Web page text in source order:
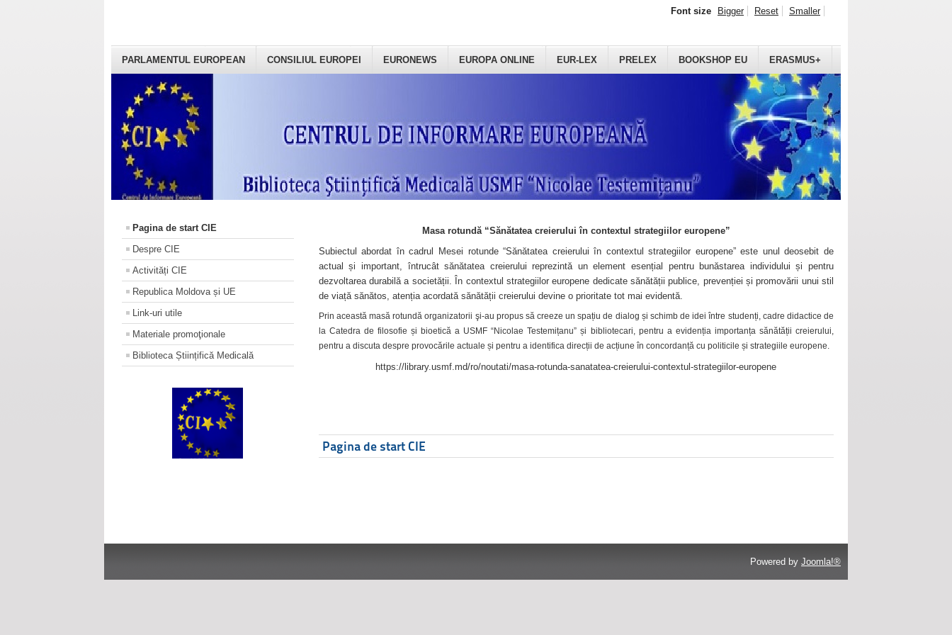
PARLAMENTUL EUROPEAN CONSILIUL EUROPEI EURONEWS EUROPA ONLINE EUR-LEX PRELEX BOOKSHOP EU ERASMUS+
Font size Bigger Reset Smaller
Pagina de start CIE
Despre CIE
Activități CIE
Republica Moldova și UE
Link-uri utile
Materiale promoţionale
Biblioteca Științifică Medicală
Masa rotundă “Sănătatea creierului în contextul strategiilor europene”
Subiectul abordat în cadrul Mesei rotunde “Sănătatea creierului în contextul strategiilor europene” este unul deosebit de
actual și important, întrucât sănătatea creierului reprezintă un element esențial pentru bunăstarea individului și pentru
dezvoltarea durabilă a societății. În contextul strategiilor europene dedicate sănătății publice, prevenției și promovării unui stil
de viață sănătos, atenția acordată sănătății creierului devine o prioritate tot mai evidentă.
Prin această masă rotundă organizatorii şi-au propus să creeze un spațiu de dialog și schimb de idei între studenți, cadre didactice de
la Catedra de filosofie și bioetică a USMF “Nicolae Testemițanu” și bibliotecari, pentru a evidenția importanța sănătății creierului,
pentru a discuta despre provocările actuale și pentru a identifica direcții de acțiune în concordanță cu politicile și strategiile europene.
https://library.usmf.md/ro/noutati/masa-rotunda-sanatatea-creierului-contextul-strategiilor-europene
Pagina de start CIE
Powered by Joomla!®